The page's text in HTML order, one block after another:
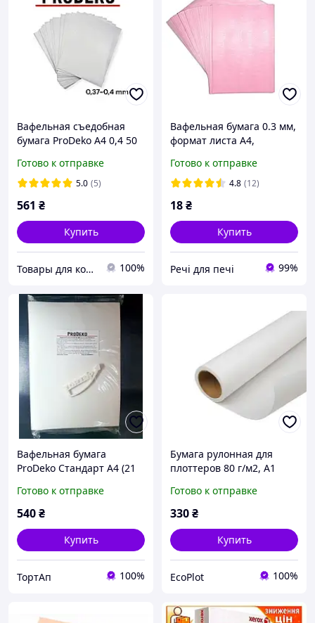
Вафельная съедобная
бумага ProDeko А4 0,4 50
Готово к отправке
5.0 (5)
561 ₴
Купить
Товары для кондитера ProDeko 100%
Вафельная бумага 0.3 мм,
формат листа А4,
Готово к отправке
4.8 (12)
18₴
Купить
Речі для печі 99%
Вафельная бумага
ProDeko Стандарт А4 (21
25 листов, Нидерланды.
Готово к отправке
540₴
Купить
ТортАп 100%
Бумага рулонная для
плоттеров 80 г/м2, А1
Готово к отправке
330₴
Купить
EcoPlot 100%